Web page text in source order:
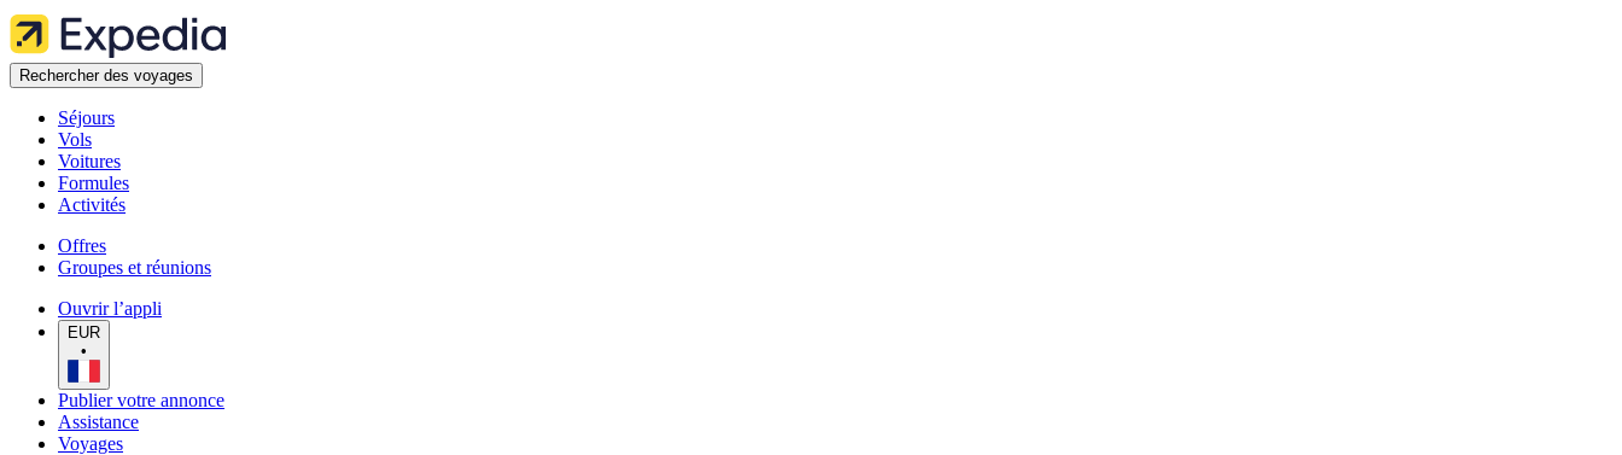
Rechercher des voyages
Séjours
Vols
Voitures
Formules
Activités
Offres
Groupes et réunions
Ouvrir l’appli
EUR
•
Publier votre annonce
Assistance
Voyages